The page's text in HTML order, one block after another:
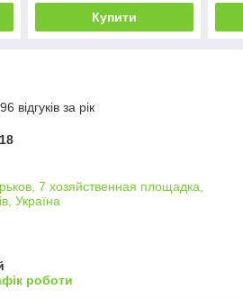
Купити
відгуків за рік
7 хозяйственная площадка,
Україна
роботи